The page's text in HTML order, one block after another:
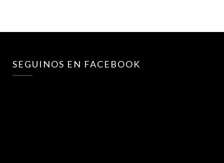
SEGUINOS EN FACEBOOK